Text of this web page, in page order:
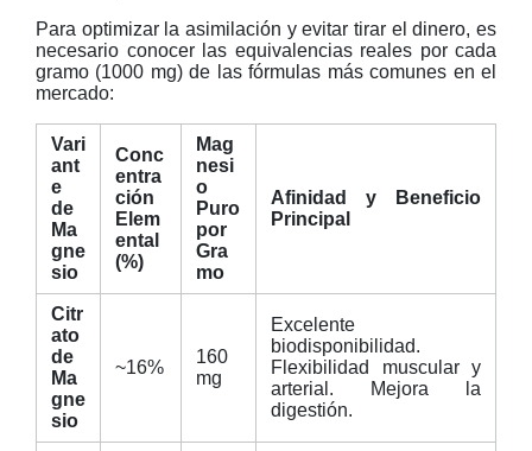
Para optimizar la asimilación y evitar tirar el dinero, es
necesario conocer las equivalencias reales por cada
gramo (1000 mg) de las fórmulas más comunes en el
mercado:
Vari
ant
e
de
Ma
gne
sio
Conc
entra
ción
Elem
ental
(%)
Mag
nesi
o
Puro
por
Gra
mo
Afinidad y Beneficio
Principal
Citr
ato
de
Ma
gne
sio
~16%
160
mg
Excelente
biodisponibilidad.
Flexibilidad muscular y
arterial. Mejora la
digestión.